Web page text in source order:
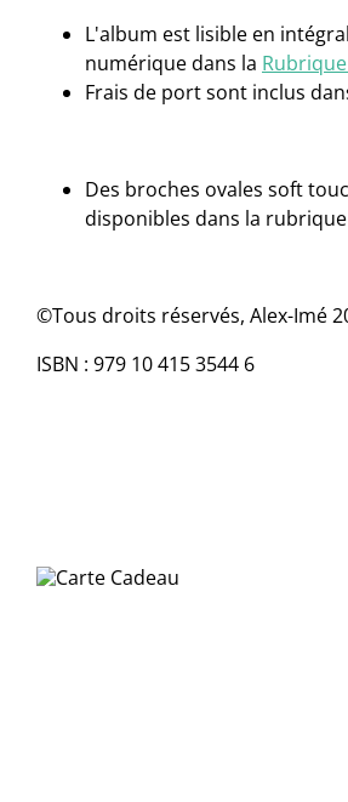
L'album est lisible en
numérique dans la
Frais de port sont inclus
Des broches ovales soft
disponibles dans la
©Tous droits réservés, Alex-Imé
ISBN : 979 10 415 3544 6